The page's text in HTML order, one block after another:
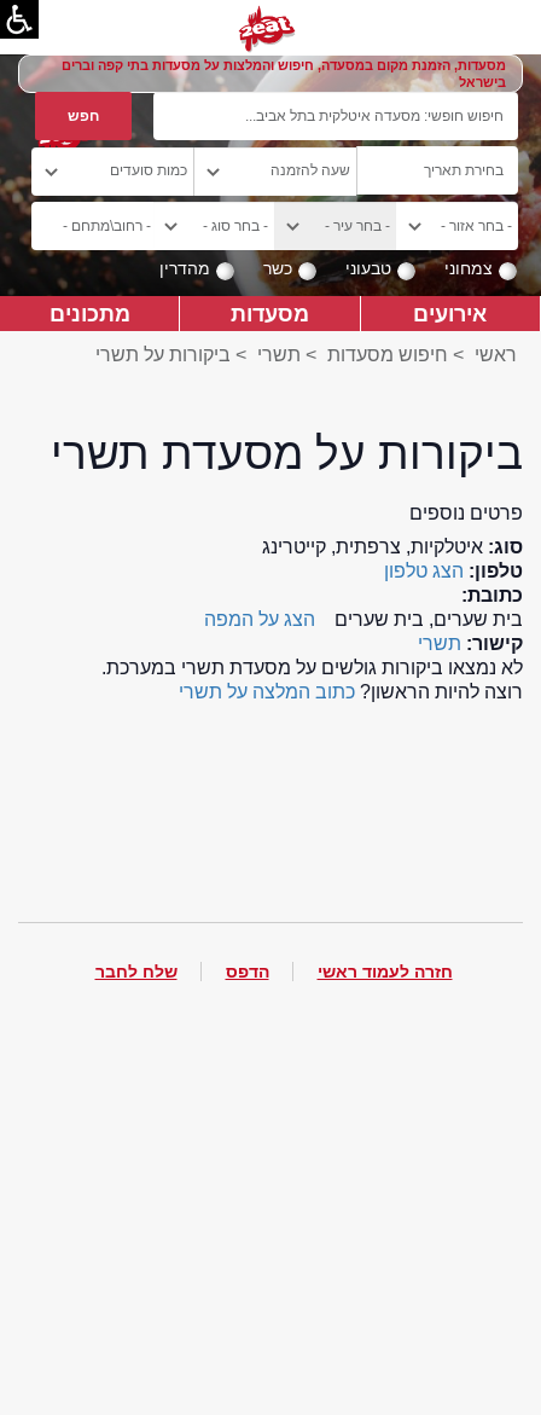
מסעדות, הזמנת מקום במסעדה, חיפוש והמלצות על מסעדות בתי קפה וברים
בישראל
צמחוני טבעוני כשר מהדרין
אירועים מסעדות מתכונים
ראשי > חיפוש מסעדות > תשרי > ביקורות על תשרי
ביקורות על מסעדת תשרי
פרטים נוספים
סוג: איטלקיות, צרפתית, קייטרינג
טלפון: הצג טלפון
כתובת:
בית שערים, בית שערים
הצג על המפה
קישור: תשרי
לא נמצאו ביקורות גולשים על מסעדת תשרי במערכת.
רוצה להיות הראשון? כתוב המלצה על תשרי
חזרה לעמוד ראשי הדפס שלח לחבר